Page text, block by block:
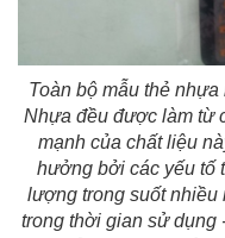
Toàn bộ mẫu thẻ
Nhựa đều được làm từ
mạnh của chất liệu
hưởng bởi các yếu tố
lượng trong suốt nhiều
trong thời gian sử dụng